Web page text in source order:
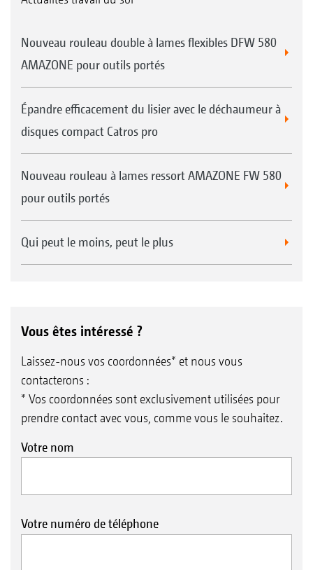
Nouveau rouleau double à lames flexibles DFW 580
AMAZONE pour outils portés
Épandre efficacement du lisier avec le déchaumeur à
disques compact Catros pro
Nouveau rouleau à lames ressort AMAZONE FW 580
pour outils portés
Qui peut le moins, peut le plus
Vous êtes intéressé ?
Laissez-nous vos coordonnées* et nous vous
contacterons :
* Vos coordonnées sont exclusivement utilisées pour
prendre contact avec vous, comme vous le souhaitez.
Votre nom
Votre numéro de téléphone